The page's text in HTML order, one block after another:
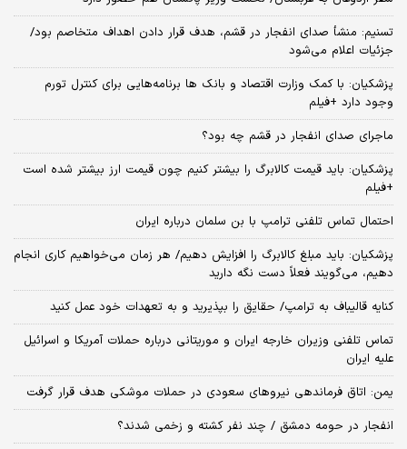
تسنیم: منشأ صدای انفجار در قشم، هدف قرار دادن اهداف متخاصم بود/
جزئیات اعلام می‌شود
پزشکیان: با کمک وزارت اقتصاد و بانک ها برنامه‌هایی برای کنترل تورم
وجود دارد +فیلم
ماجرای صدای انفجار در قشم چه بود؟
پزشکیان: باید قیمت کالابرگ را بیشتر کنیم چون قیمت ارز بیشتر شده است
+فیلم
احتمال تماس تلفنی ترامپ با بن سلمان درباره ایران
پزشکیان: باید مبلغ کالابرگ را افزایش دهیم/ هر زمان می‌خواهیم کاری انجام
دهیم، می‌گویند فعلاً دست نگه دارید
کنایه قالیباف به ترامپ/ حقایق را بپذیرید و به تعهدات خود عمل کنید
تماس تلفنی وزیران خارجه ایران و موریتانی درباره حملات آمریکا و اسرائیل
علیه ایران
یمن: اتاق فرماندهی نیروهای سعودی در حملات موشکی هدف قرار گرفت
انفجار در حومه دمشق / چند نفر کشته و زخمی شدند؟